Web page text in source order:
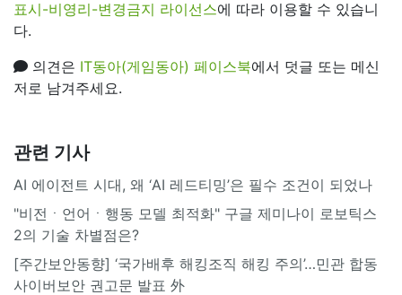
표시-비영리-변경금지 라이선스에 따라 이용할 수 있습니
다.
의견은 IT동아(게임동아) 페이스북에서 덧글 또는 메신
저로 남겨주세요.
관련 기사
AI 에이전트 시대, 왜 ‘AI 레드티밍’은 필수 조건이 되었나
"비전ㆍ언어ㆍ행동 모델 최적화" 구글 제미나이 로보틱스
2의 기술 차별점은?
[주간보안동향] ‘국가배후 해킹조직 해킹 주의’…민관 합동
사이버보안 권고문 발표 外